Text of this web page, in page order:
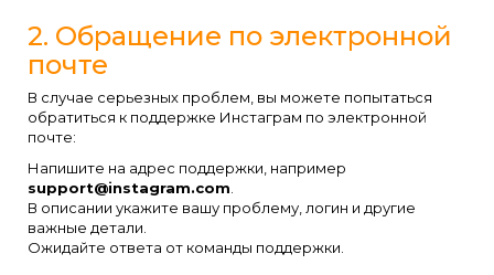
2. Обращение по электронной
почте
В случае серьезных проблем, вы можете попытаться
обратиться к поддержке Инстаграм по электронной
почте:
Напишите на адрес поддержки, например
support@instagram.com.
В описании укажите вашу проблему, логин и другие
важные детали.
Ожидайте ответа от команды поддержки.